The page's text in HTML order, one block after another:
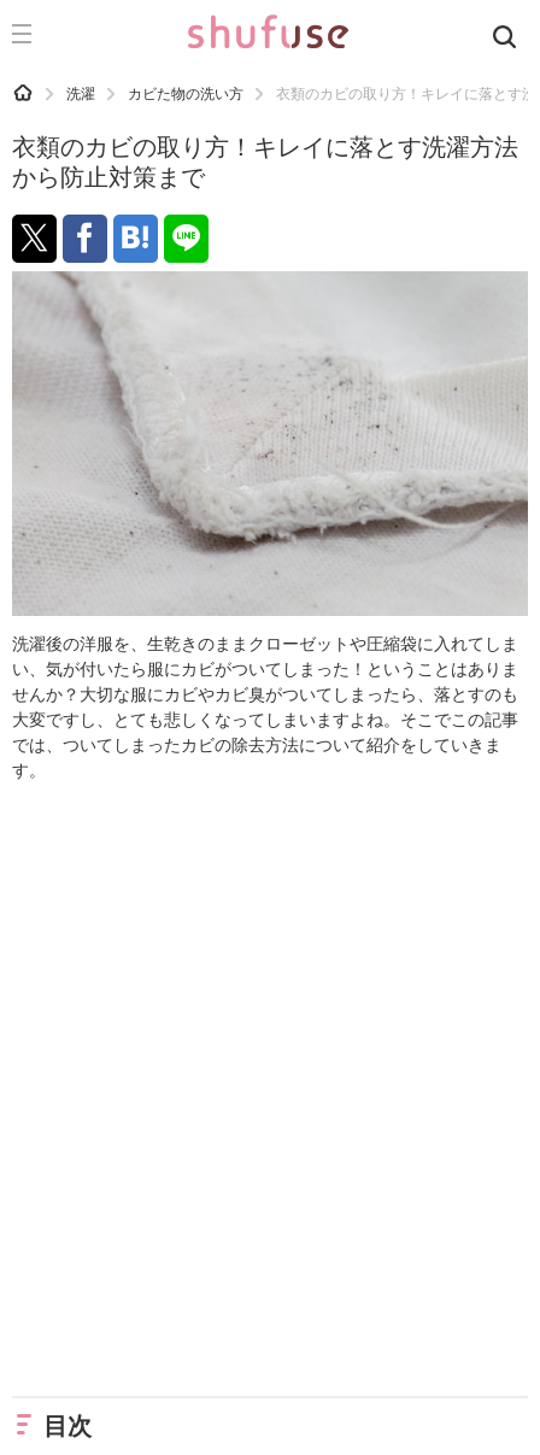
CATEGORY 記事カテゴリ
運気
洗濯
生活の知恵
お金
おすすめ
HOME 洗濯 カビた物の洗い方 衣類のカビの取り方！キレイに落とす
衣類のカビの取り方！キレイに落とす洗濯方法
から防止対策まで
洗濯後の洋服を、生乾きのままクローゼットや圧縮袋に入れてしま
い、気が付いたら服にカビがついてしまった！ということはありま
せんか？大切な服にカビやカビ臭がついてしまったら、落とすのも
大変ですし、とても悲しくなってしまいますよね。そこでこの記事
では、ついてしまったカビの除去方法について紹介をしていきま
す。
目次